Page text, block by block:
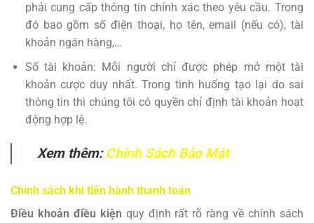
phải cung cấp thông tin chính xác theo yêu cầu. Trong
đó bao gồm số điện thoại, họ tên, email (nếu có), tài
khoản ngân hàng,…
Số tài khoản: Mỗi người chỉ được phép mở một tài
khoản cược duy nhất. Trong tình huống tạo lại do sai
thông tin thì chúng tôi có quyền chỉ định tài khoản hoạt
động hợp lệ.
Xem thêm: Chính Sách Bảo Mật
Chính sách khi tiến hành thanh toán
Điều khoản điều kiện quy định rất rõ ràng về chính sách